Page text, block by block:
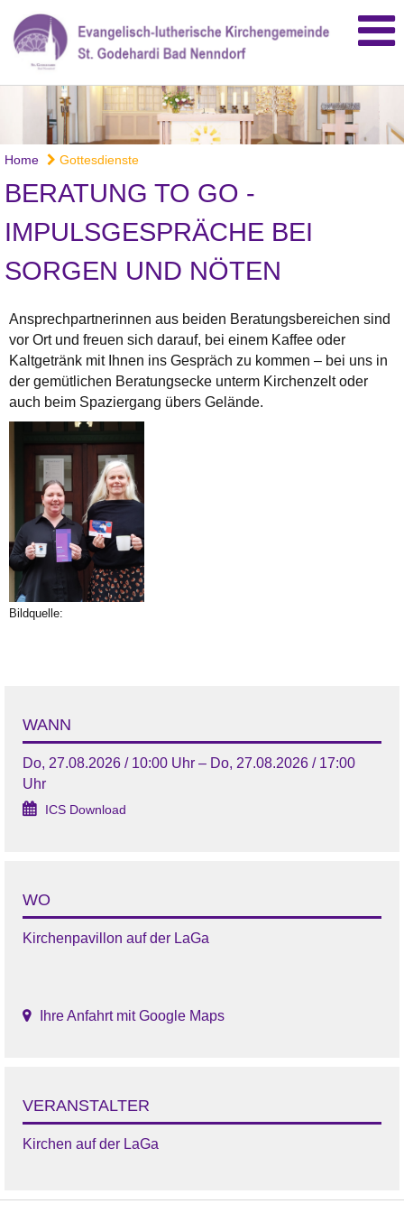
Home Gottesdienste
BERATUNG TO GO -
IMPULSGESPRÄCHE BEI
SORGEN UND NÖTEN
Ansprechpartnerinnen aus beiden Beratungsbereichen sind
vor Ort und freuen sich darauf, bei einem Kaffee oder
Kaltgetränk mit Ihnen ins Gespräch zu kommen – bei uns in
der gemütlichen Beratungsecke unterm Kirchenzelt oder
auch beim Spaziergang übers Gelände.
Bildquelle:
WANN
Do, 27.08.2026 / 10:00 Uhr – Do, 27.08.2026 / 17:00
Uhr
ICS Download
WO
Kirchenpavillon auf der LaGa
Ihre Anfahrt mit Google Maps
VERANSTALTER
Kirchen auf der LaGa